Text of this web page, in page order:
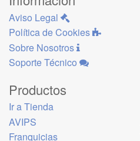
Aviso Legal
Política de Cookies
Sobre Nosotros
Soporte Técnico
Productos
Ir a Tienda
AVIPS
Franquicias